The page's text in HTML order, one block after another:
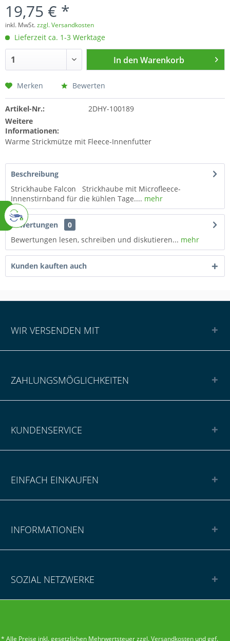
19,75 € *
inkl. MwSt.zzgl. Versandkosten
Lieferzeit ca. 1-3 Werktage
In den Warenkorb
Merken Bewerten
Artikel-Nr.:
2DHY-100189
Weitere
Informationen:
Warme Strickmütze mit Fleece-Innenfutter
Beschreibung
Strickhaube Falcon Strickhaube mit Microfleece-
Innenstirnband für die kühlen Tage.... mehr
Bewertungen
0
Bewertungen lesen, schreiben und diskutieren... mehr
Kunden kauften auch
WIR VERSENDEN MIT
ZAHLUNGSMÖGLICHKEITEN
KUNDENSERVICE
EINFACH EINKAUFEN
INFORMATIONEN
SOZIAL NETZWERKE
* Alle Preise inkl. gesetzlichen Mehrwertsteuer zzgl.Versandkostenund ggf.